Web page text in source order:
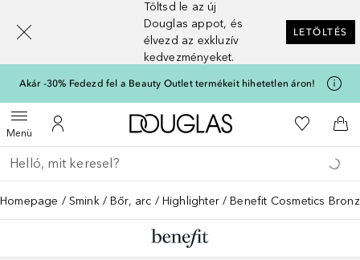
Töltsd le az új
Douglas appot, és
élvezd az exkluzív
kedvezményeket.
LETÖLTÉS
Akár -30% Fedezd fel a Beauty Outlet termékeit hihetetlen áron!
MenüMenü megnyitása
A fiókomhoz
A Douglas Főoldalra
A
Menj vissza
Keresés végrehajtása
Homepage Smink Bőr, arc Highlighter Benefit Cosmetics
[navigation.slideout.screenreader]